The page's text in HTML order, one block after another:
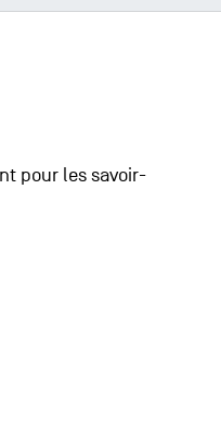
pour les savoir-